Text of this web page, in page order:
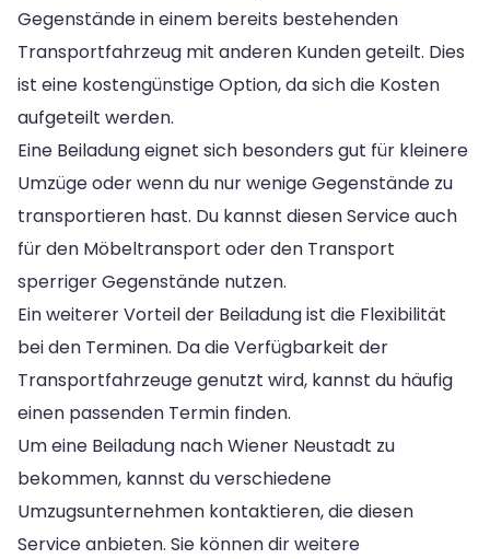
Gegenstände in einem bereits bestehenden
Transportfahrzeug mit anderen Kunden geteilt. Dies
ist eine kostengünstige Option, da sich die Kosten
aufgeteilt werden.
Eine Beiladung eignet sich besonders gut für kleinere
Umzüge oder wenn du nur wenige Gegenstände zu
transportieren hast. Du kannst diesen Service auch
für den Möbeltransport oder den Transport
sperriger Gegenstände nutzen.
Ein weiterer Vorteil der Beiladung ist die Flexibilität
bei den Terminen. Da die Verfügbarkeit der
Transportfahrzeuge genutzt wird, kannst du häufig
einen passenden Termin finden.
Um eine Beiladung nach Wiener Neustadt zu
bekommen, kannst du verschiedene
Umzugsunternehmen kontaktieren, die diesen
Service anbieten. Sie können dir weitere